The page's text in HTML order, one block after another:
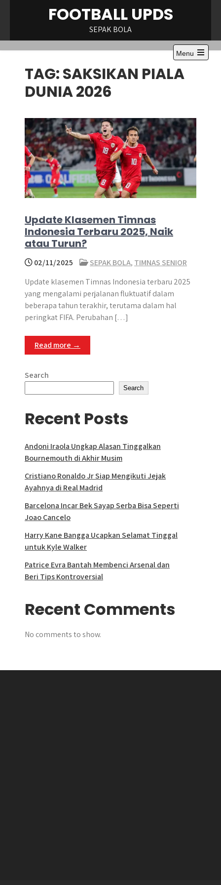
FOOTBALL UPDS
SEPAK BOLA
Menu
Open
TAG:SAKSIKAN PIALA
DUNIA 2026
Update Klasemen Timnas
Indonesia Terbaru 2025, Naik
atau Turun?
02/11/2025 SEPAK BOLA, TIMNAS SENIOR
Update klasemen Timnas Indonesia terbaru 2025
yang mengalami perjalanan fluktuatif dalam
beberapa tahun terakhir, terutama dalam hal
peringkat FIFA. Perubahan […]
Read more →
Search
Search
Recent Posts
Andoni Iraola Ungkap Alasan Tinggalkan
Bournemouth di Akhir Musim
Cristiano Ronaldo Jr Siap Mengikuti Jejak
Ayahnya di Real Madrid
Barcelona Incar Bek Sayap Serba Bisa Seperti
Joao Cancelo
Harry Kane Bangga Ucapkan Selamat Tinggal
untuk Kyle Walker
Patrice Evra Bantah Membenci Arsenal dan
Beri Tips Kontroversial
Recent Comments
No comments to show.